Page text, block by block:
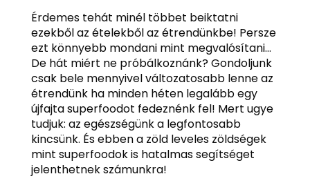
Érdemes tehát minél többet beiktatni
ezekből az ételekből az étrendünkbe! Persze
ezt könnyebb mondani mint megvalósítani…
De hát miért ne próbálkoznánk? Gondoljunk
csak bele mennyivel változatosabb lenne az
étrendünk ha minden héten legalább egy
újfajta superfoodot fedeznénk fel! Mert ugye
tudjuk: az egészségünk a legfontosabb
kincsünk. És ebben a zöld leveles zöldségek
mint superfoodok is hatalmas segítséget
jelenthetnek számunkra!